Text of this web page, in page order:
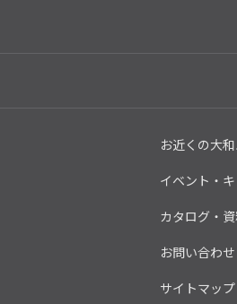
お近くの大
イベント・
カタログ・
お問い合わせ
サイトマップ